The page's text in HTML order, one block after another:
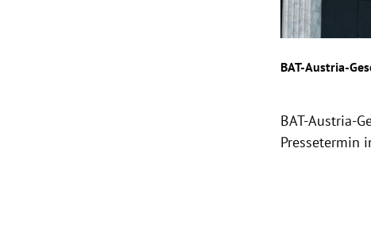
BAT-Austria-
BAT-Austria-
Pressetermin